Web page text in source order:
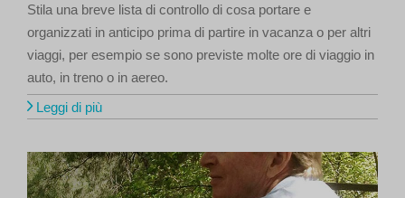
Stila una breve lista di controllo di cosa portare e
organizzati in anticipo prima di partire in vacanza o per altri
viaggi, per esempio se sono previste molte ore di viaggio in
auto, in treno o in aereo.
Leggi di più